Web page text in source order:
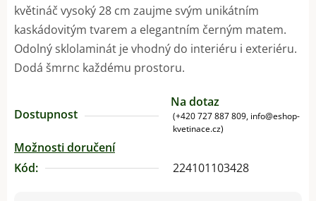
květináč vysoký 28 cm zaujme svým unikátním
kaskádovitým tvarem a elegantním černým matem.
Odolný sklolaminát je vhodný do interiéru i exteriéru.
Dodá šmrnc každému prostoru.
Dostupnost
Na dotaz
(+420 727 887 809, info@eshop-
kvetinace.cz)
Možnosti doručení
Kód:
224101103428